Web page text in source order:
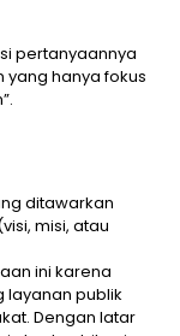
pertanyaannya
yang hanya fokus
ditawarkan
misi, atau
ini karena
layanan publik
Dengan latar